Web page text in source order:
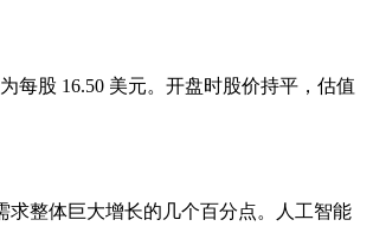
每股 16.50 美元。开盘时股价持平，估值
求整体巨大增长的几个百分点。人工智能